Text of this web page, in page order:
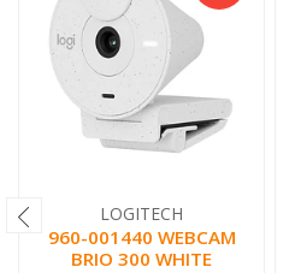
LOGITECH
960-001440 WEBCAM
BRIO 300 WHITE